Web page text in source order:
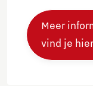
Meer
vind je hier